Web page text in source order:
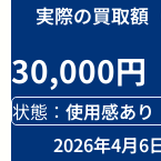
実際の買取額
30,000円
状態： 使用感あり
2026年4月6